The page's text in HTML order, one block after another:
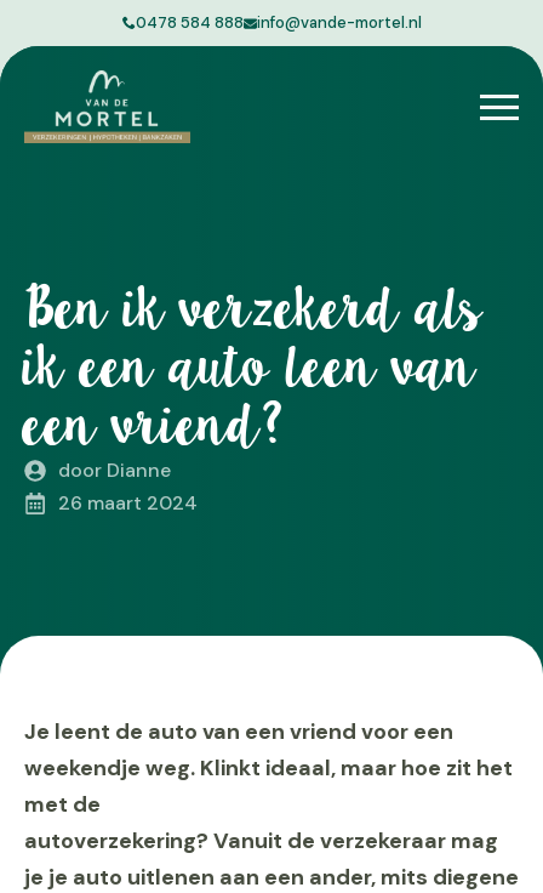
0478 584 888 info@vande-mortel.nl
Ben ik verzekerd als
ik een auto leen van
een vriend?
door Dianne
26 maart 2024
Je leent de auto van een vriend voor een
weekendje weg. Klinkt ideaal, maar hoe zit het
met de
autoverzekering? Vanuit de verzekeraar mag
je je auto uitlenen aan een ander, mits diegene